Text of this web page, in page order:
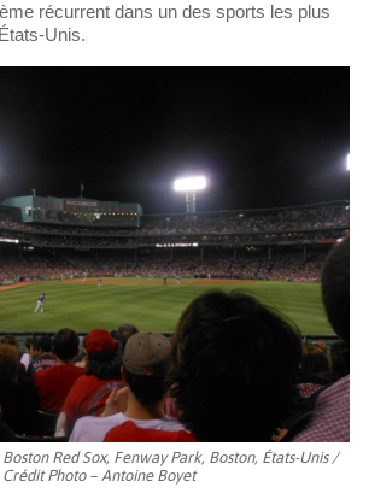
récurrent dans un des sports les plus
Unis.
Red Sox, Fenway Park, Boston, États-Unis /
Crédit Photo – Antoine Boyet